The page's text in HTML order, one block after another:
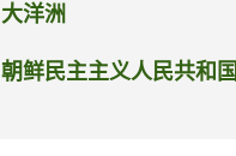
大洋洲
朝鲜民主主义人民共和国